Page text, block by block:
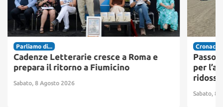
Parliamo di...
Cadenze Letterarie cresce a Roma e
prepara il ritorno a Fiumicino
Sabato, 8 Agosto 2026
Cronaca
per
Sabato, 8